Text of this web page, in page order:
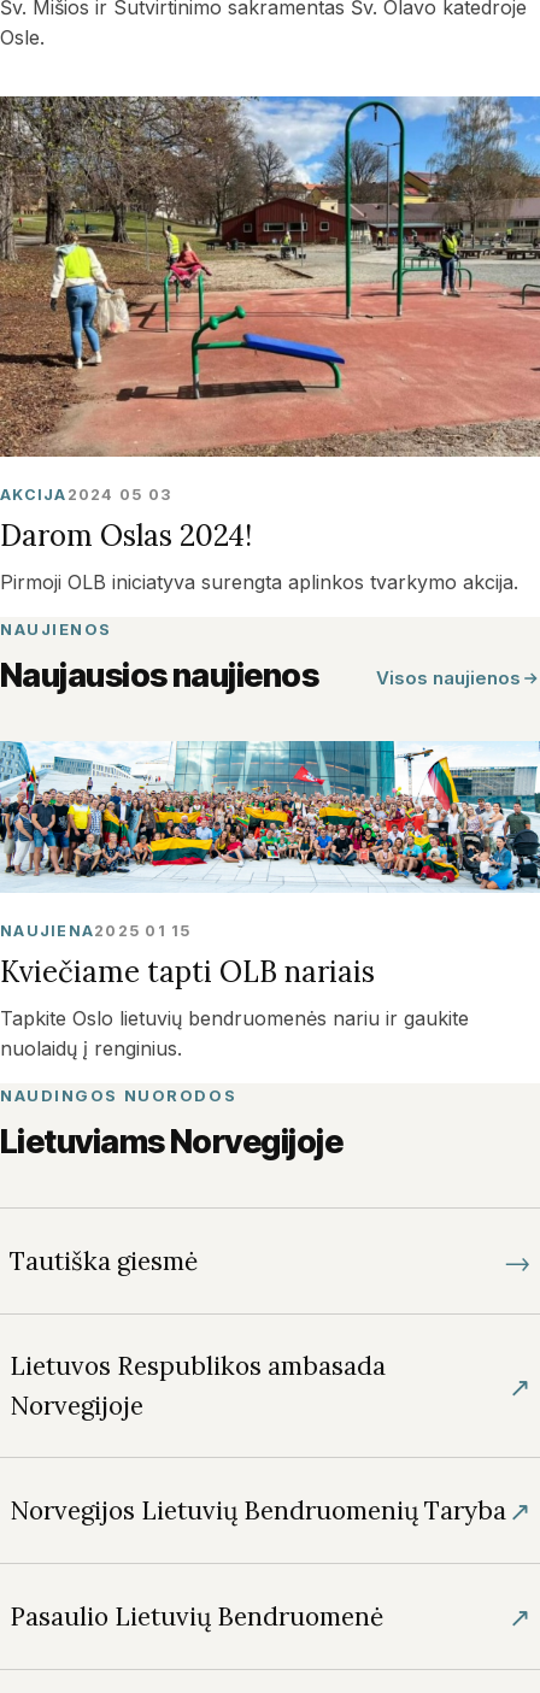
Šv. Mišios ir Sutvirtinimo sakramentas Šv. Olavo katedroje
Osle.
AKCIJA 2024 05 03
Darom Oslas 2024!
Pirmoji OLB iniciatyva surengta aplinkos tvarkymo akcija.
NAUJIENOS
Naujausios naujienos Visos naujienos
NAUJIENA2025 01 15
Kviečiame tapti OLB nariais
Tapkite Oslo lietuvių bendruomenės nariu ir gaukite
nuolaidų į renginius.
NAUDINGOS NUORODOS
Lietuviams Norvegijoje
Tautiška giesmė →
Lietuvos Respublikos ambasada
Norvegijoje
↗
Norvegijos Lietuvių Bendruomenių Taryba↗
Pasaulio Lietuvių Bendruomenė ↗